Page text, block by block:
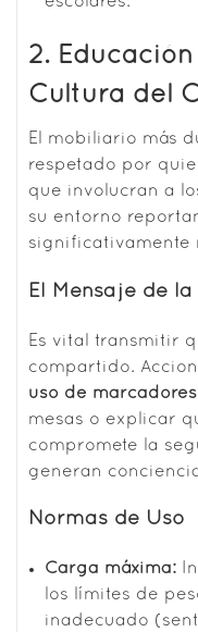
2.
Cultura del
El mobiliario más
respetado por
que involucran a
su entorno
significativamente
El Mensaje de
Es vital transmitir
compartido.
uso de
mesas o explicar
compromete la
generan
Normas de Uso
Carga máxima:
los límites de
inadecuado